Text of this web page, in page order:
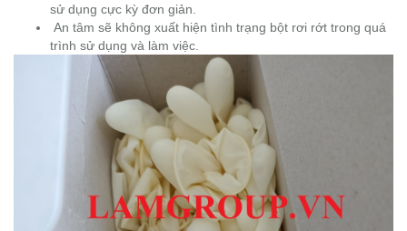
sử dụng cực kỳ đơn giản.
An tâm sẽ không xuất hiện tình trạng bột rơi rớt trong quá
trình sử dụng và làm việc.